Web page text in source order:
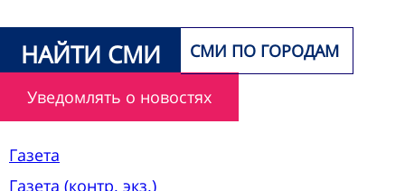
НАЙТИ СМИ СМИ ПО ГОРОДАМ
Уведомлять о новостях
Газета
Газета (контр. экз.)